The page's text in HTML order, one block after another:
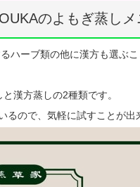
のよもぎ蒸し
ハーブ類の他に漢方も選ぶこ
漢方蒸しの2種類です。
ので、気軽に試すことが出